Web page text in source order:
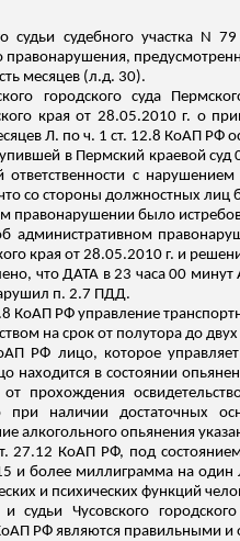
судьи судебного участка N
месяцев (л.д. 30).
городского суда
края от 28.05.2010 г. о
Л. по ч. 1 ст. 12.8 КоАП РФ
в Пермский краевой суд
ответственности с
со стороны должностных
правонарушении было
административном
края от 28.05.2010 г. и
что ДАТА в 23 часа 00
п. 2.7 ПДД.
КоАП РФ управление
на срок от полутора до двух
РФ лицо, которое
находится в состоянии
прохождения
при наличии достаточных
алкогольного опьянения
27.12 КоАП РФ, под
и более миллиграмма на один
и психических функций
судьи Чусовского
РФ являются правильными